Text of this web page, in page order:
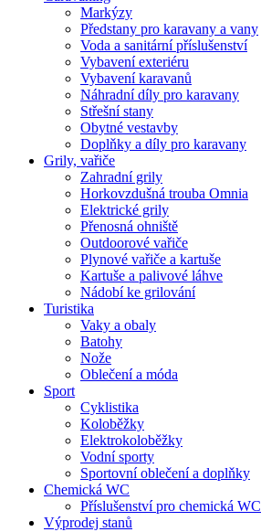
Markýzy
Předstany pro karavany a vany
Voda a sanitární příslušenství
Vybavení exteriéru
Vybavení karavanů
Náhradní díly pro karavany
Střešní stany
Obytné vestavby
Doplňky a díly pro karavany
Grily, vařiče
Zahradní grily
Horkovzdušná trouba Omnia
Elektrické grily
Přenosná ohniště
Outdoorové vařiče
Plynové vařiče a kartuše
Kartuše a palivové láhve
Nádobí ke grilování
Turistika
Vaky a obaly
Batohy
Nože
Oblečení a móda
Sport
Cyklistika
Koloběžky
Elektrokoloběžky
Vodní sporty
Sportovní oblečení a doplňky
Chemická WC
Příslušenství pro chemická WC
Výprodej stanů